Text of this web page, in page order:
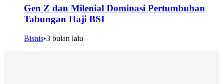
Gen Z dan Milenial Dominasi Pertumbuhan
Tabungan Haji BSI
Bisnis•3 bulan lalu